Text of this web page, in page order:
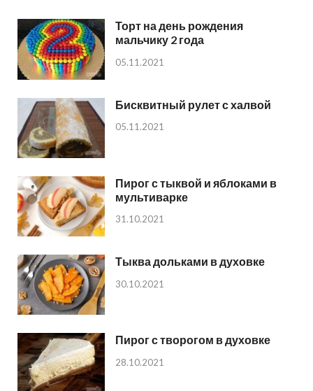
Торт на день рождения
мальчику 2 года
05.11.2021
Бисквитный рулет с халвой
05.11.2021
Пирог с тыквой и яблоками в
мультиварке
31.10.2021
Тыква дольками в духовке
30.10.2021
Пирог с творогом в духовке
28.10.2021